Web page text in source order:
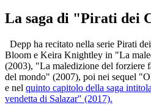
La saga di "Pirati dei
Depp ha recitato nella serie Pirati
Bloom e Keira Knightley in "La
(2003), "La maledizione del forziere
del mondo" (2007), poi nei sequel
e nel quinto capitolo della saga
vendetta di Salazar" (2017).